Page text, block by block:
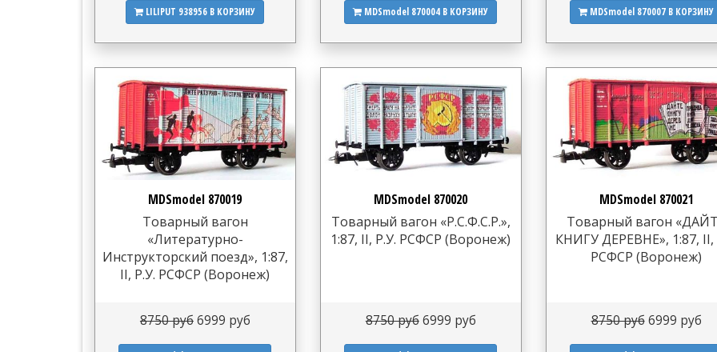
LILIPUT 938956 В КОРЗИНУ MDSmodel 870004 В КОРЗИНУ MDSmodel 870007 В КОРЗИНУ
MDSmodel 870019
Товарный вагон
«Литературно-
Инструкторский поезд», 1:87,
II, Р.У. РСФСР (Воронеж)
8750 руб6999 руб
MDSmodel 870020
Товарный вагон «Р.С.Ф.С.Р.»,
1:87, II, Р.У. РСФСР (Воронеж)
8750 руб 6999 руб
MDSmodel 870021
Товарный вагон
КНИГУ ДЕРЕВНЕ», 1:87, II,
РСФСР (Воронеж)
8750 руб 6999 руб